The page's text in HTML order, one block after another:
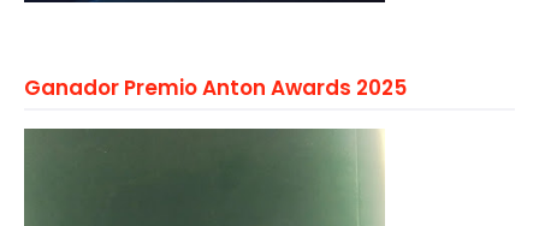
Ganador Premio Anton Awards 2025